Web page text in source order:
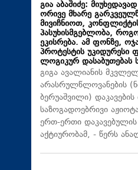
გია აბაშიძე:
ორივე მხარე
მივიჩნიოთ,
პასუხისმგებლობა,
ეკისრება. ამ ფონზე,
პროტესტის უკიდურესი
ლოგიკურ
გიგა ავალიანის
არასრულწლოვანების
ბერუაშვილი)
საზოგადოებრივი
ერთ-ერთი
აქტიურობამ, - წერს